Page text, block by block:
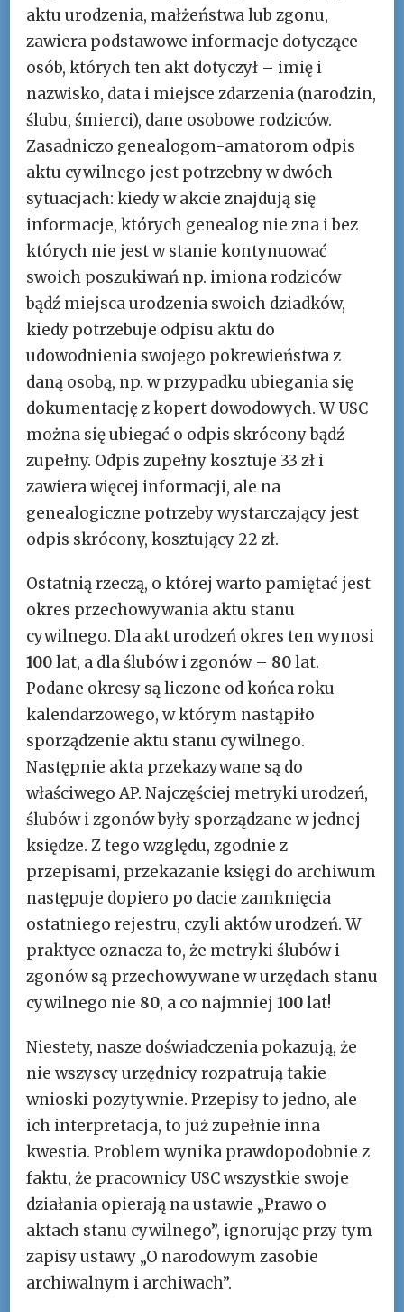
aktu urodzenia, małżeństwa lub zgonu,
zawiera podstawowe informacje dotyczące
osób, których ten akt dotyczył – imię i
nazwisko, data i miejsce zdarzenia (narodzin,
ślubu, śmierci), dane osobowe rodziców.
Zasadniczo genealogom-amatorom odpis
aktu cywilnego jest potrzebny w dwóch
sytuacjach: kiedy w akcie znajdują się
informacje, których genealog nie zna i bez
których nie jest w stanie kontynuować
swoich poszukiwań np. imiona rodziców
bądź miejsca urodzenia swoich dziadków,
kiedy potrzebuje odpisu aktu do
udowodnienia swojego pokrewieństwa z
daną osobą, np. w przypadku ubiegania się
dokumentację z kopert dowodowych. W USC
można się ubiegać o odpis skrócony bądź
zupełny. Odpis zupełny kosztuje 33 zł i
zawiera więcej informacji, ale na
genealogiczne potrzeby wystarczający jest
odpis skrócony, kosztujący 22 zł.
Ostatnią rzeczą, o której warto pamiętać jest
okres przechowywania aktu stanu
cywilnego. Dla akt urodzeń okres ten wynosi
100lat, a dla ślubów i zgonów – 80lat.
Podane okresy są liczone od końca roku
kalendarzowego, w którym nastąpiło
sporządzenie aktu stanu cywilnego.
Następnie akta przekazywane są do
właściwego AP. Najczęściej metryki urodzeń,
ślubów i zgonów były sporządzane w jednej
księdze. Z tego względu, zgodnie z
przepisami, przekazanie księgi do archiwum
następuje dopiero po dacie zamknięcia
ostatniego rejestru, czyli aktów urodzeń. W
praktyce oznacza to, że metryki ślubów i
zgonów są przechowywane w urzędach stanu
cywilnego nie 80, a co najmniej 100lat!
Niestety, nasze doświadczenia pokazują, że
nie wszyscy urzędnicy rozpatrują takie
wnioski pozytywnie. Przepisy to jedno, ale
ich interpretacja, to już zupełnie inna
kwestia. Problem wynika prawdopodobnie z
faktu, że pracownicy USC wszystkie swoje
działania opierają na ustawie „Prawo o
aktach stanu cywilnego”, ignorując przy tym
zapisy ustawy „O narodowym zasobie
archiwalnym i archiwach”.